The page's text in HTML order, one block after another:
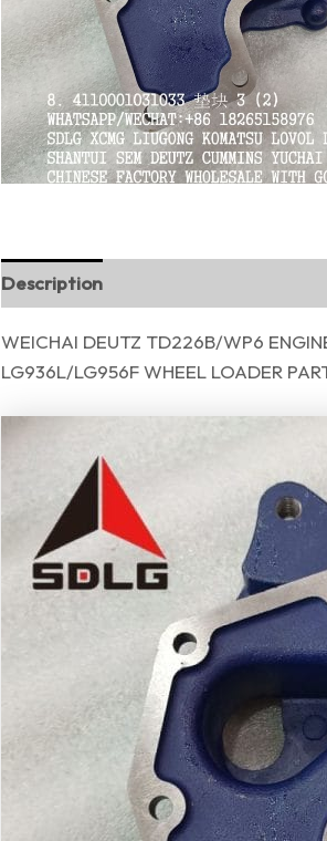
Description
WEICHAI DEUTZ TD226B/WP6
LG936L/LG956F WHEEL LOADER